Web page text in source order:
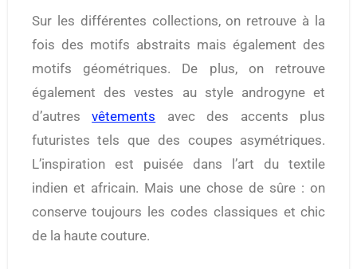
Sur les différentes collections, on retrouve à la
fois des motifs abstraits mais également des
motifs géométriques. De plus, on retrouve
également des vestes au style androgyne et
d’autresvêtements avec des accents plus
futuristes tels que des coupes asymétriques.
L’inspiration est puisée dans l’art du textile
indien et africain. Mais une chose de sûre : on
conserve toujours les codes classiques et chic
de la haute couture.